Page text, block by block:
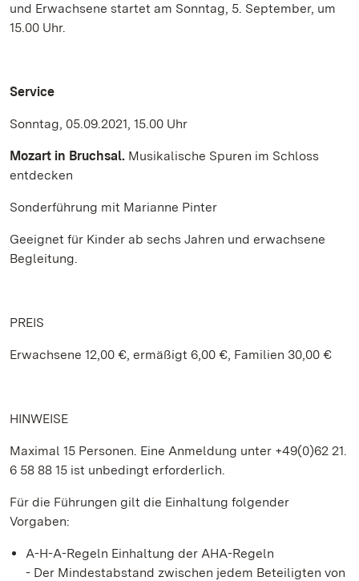
und Erwachsene startet am Sonntag, 5. September, um
15.00 Uhr.
Service
Sonntag, 05.09.2021, 15.00 Uhr
Mozart in Bruchsal. Musikalische Spuren im Schloss
entdecken
Sonderführung mit Marianne Pinter
Geeignet für Kinder ab sechs Jahren und erwachsene
Begleitung.
PREIS
Erwachsene 12,00 €, ermäßigt 6,00 €, Familien 30,00 €
HINWEISE
Maximal 15 Personen. Eine Anmeldung unter +49(0)62 21.
6 58 88 15 ist unbedingt erforderlich.
Für die Führungen gilt die Einhaltung folgender
Vorgaben:
A-H-A-Regeln Einhaltung der AHA-Regeln
- Der Mindestabstand zwischen jedem Beteiligten von